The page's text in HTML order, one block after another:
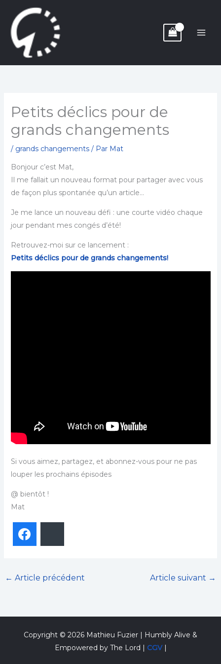
contenu
Petits déclics pour de
grands changements
/ grands changements/ Par Mat
Bonjour c’est Mat,
Il me fallait un nouveau format pour partager avec vous
de façon plus spontanée qu’un article…
Je me lance un nouveau défi : une courte vidéo chaque
jour pendant mes congés d’été!
Retrouvez-moi sur ce lancement :
Petits déclics pour de grands changements!
Si vous aimez, partagez, et abonnez-vous pour ne pas
louper les prochains épisodes
@ bientôt !
Mat
← Article précédent Article suivant →
Copyright © 2026 Mathieu Fuzier | Humbly Alive &
Empowered by The Lord | CGV|